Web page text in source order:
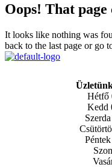
Oops! That page
It looks like nothing was
back to the last page or go
Hétfő
Kedd